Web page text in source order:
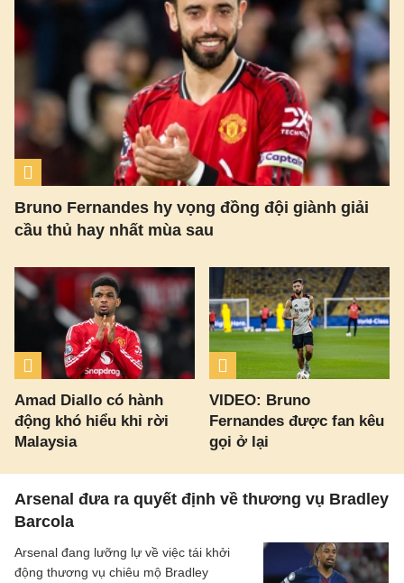
Bruno Fernandes hy vọng đồng đội giành giải
cầu thủ hay nhất mùa sau
Amad Diallo có hành
động khó hiểu khi rời
Malaysia
VIDEO: Bruno
Fernandes được fan kêu
gọi ở lại
Arsenal đưa ra quyết định về thương vụ Bradley
Barcola
Arsenal đang lưỡng lự về việc tái khởi
động thương vụ chiêu mộ Bradley